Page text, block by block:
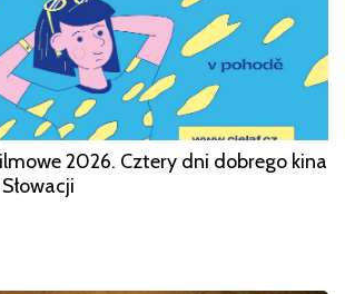
2026. Cztery dni dobrego kina